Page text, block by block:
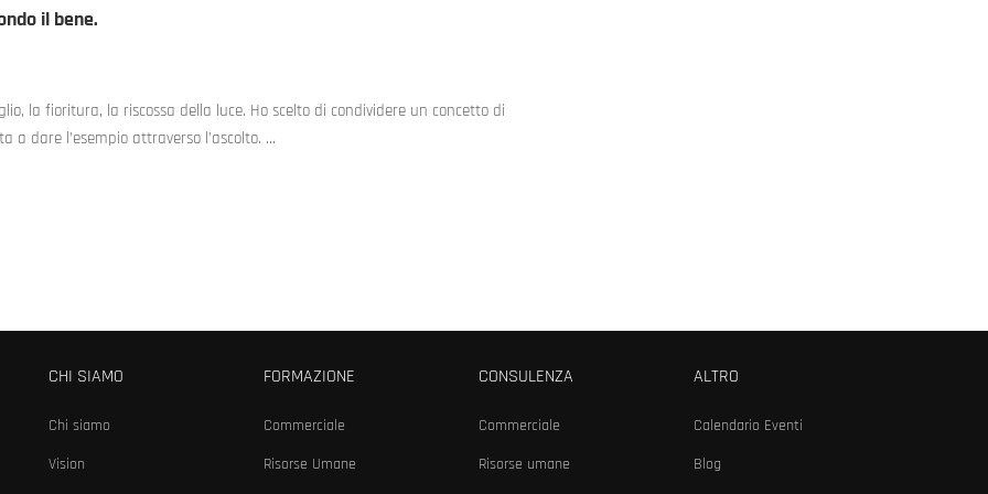
il bene.
la fioritura, la riscossa della luce. Ho scelto di condividere un concetto di
a dare l’esempio attraverso l’ascolto. …
CHI SIAMO
Chi siamo
Vision
FORMAZIONE
Commerciale
Risorse Umane
CONSULENZA
Commerciale
Risorse umane
ALTRO
Calendario Eventi
Blog